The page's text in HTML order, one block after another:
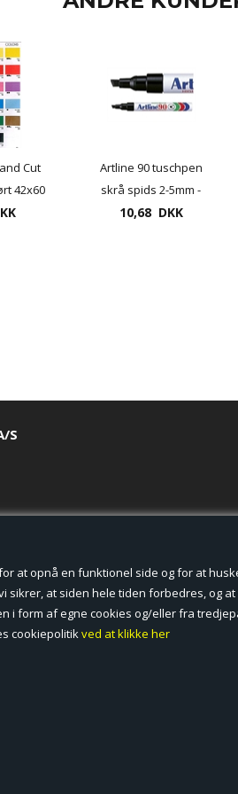
cookies.
at opnå en funktionel side og for at
sikrer, at siden hele tiden forbedres, og
i form af egne cookies og/eller fra
cookiepolitikved at klikke her
Cut
42x60
Artline 90 tuschpen
skrå spids 2-5mm -
permanent marker
10,68 DKK
S